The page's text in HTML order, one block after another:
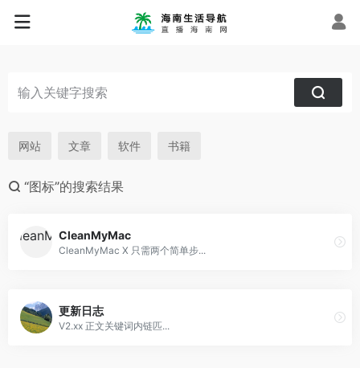
网站 文章 软件 书籍
“图标”的搜索结果
CleanMyMac
CleanMyMac X 只需两个简单步...
更新日志
V2.xx 正文关键词内链匹...